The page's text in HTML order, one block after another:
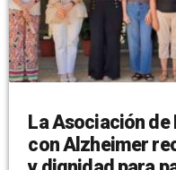
La Asociación de
con Alzheimer